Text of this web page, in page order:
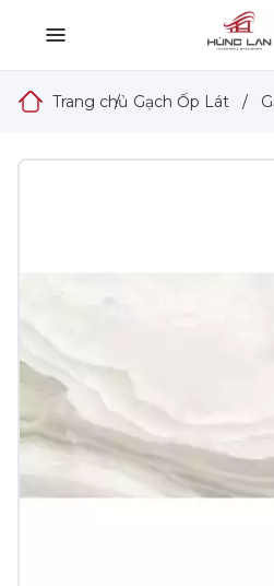
Trang chủ
/ Gạch Ốp Lát /